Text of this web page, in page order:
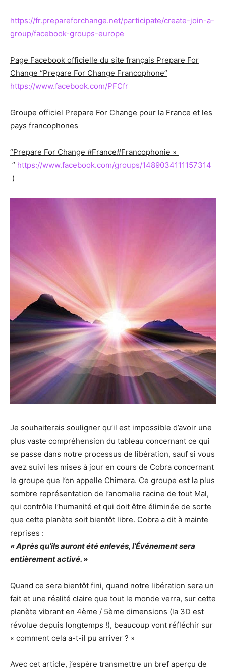
https://fr.prepareforchange.net/participate/create-join-a-
group/facebook-groups-europe
Page Facebook officielle du site français Prepare For
Change “Prepare For Change Francophone”
https://www.facebook.com/PFCfr
Groupe officiel Prepare For Change pour la France et les
pays francophones
“Prepare For Change #France#Francophonie »
” https://www.facebook.com/groups/1489034111157314
)
Je souhaiterais souligner qu’il est impossible d’avoir une
plus vaste compréhension du tableau concernant ce qui
se passe dans notre processus de libération, sauf si vous
avez suivi les mises à jour en cours de Cobra concernant
le groupe que l’on appelle Chimera. Ce groupe est la plus
sombre représentation de l’anomalie racine de tout Mal,
qui contrôle l’humanité et qui doit être éliminée de sorte
que cette planète soit bientôt libre. Cobra a dit à mainte
reprises :
« Après qu’ils auront été enlevés, l’Événement sera
entièrement activé. »
Quand ce sera bientôt fini, quand notre libération sera un
fait et une réalité claire que tout le monde verra, sur cette
planète vibrant en 4ème / 5ème dimensions (la 3D est
révolue depuis longtemps !), beaucoup vont réfléchir sur
« comment cela a-t-il pu arriver ? »
Avec cet article, j’espère transmettre un bref aperçu de